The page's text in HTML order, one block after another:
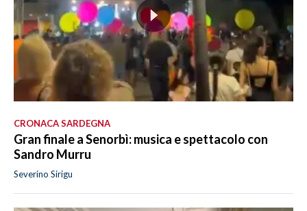
CRONACA SARDEGNA
Gran finale a Senorbì: musica e spettacolo con
Sandro Murru
Severino Sirigu